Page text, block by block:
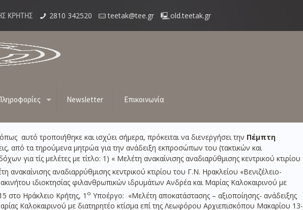
ΚΡΗΤΗΣ 2810 342520 teetak@tee.gr old.teetak.gr
Newsletter Επικοινωνία
ΚΛΗΡΩΣΕΩΝ ΓΙΑ ΑΝΑΔΕΙΞΗ ΕΚΠΡΟΣΩΠΩΝ ΤΟΥ ΤΕΕ/
ΤΑΚ
αυτό τροποιήθηκε και ισχύει σήμερα, πρόκειται να διενεργήσει την Πέμπτη
από τα τηρούμενα μητρώα για την ανάδειξη εκπροσώπων του (τακτικών και
για τίς μελέτες με τίτλο: 1) « Μελέτη ανακαίνισης αναδιαρύθμισης κεντρικού κτιρίου
ανακαίνισης αναδιαρρύθμισης κεντρικού κτιρίου του Γ.Ν. Ηρακλείου «Βενιζέλειο-
ιδιοκτησίας φιλανθρωπικών ιδρυμάτων Ανδρέα και Μαρίας Καλοκαιρινού με
στο Ηράκλειο Κρήτης, 1 ο Υποέργο: «Μελέτη αποκατάστασης – αξιοποίησης- ανάδειξης
Καλοκαιρινού με διατηρητέο κτίσμα επί της Λεωφόρου Αρχιεπισκόπου Μακαρίου 13-